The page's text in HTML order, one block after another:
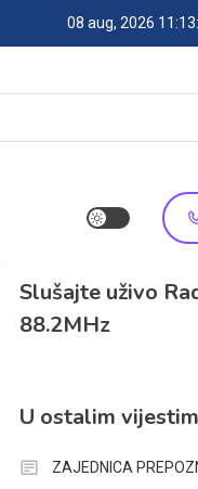
08 aug, 2026
Slušajte uživo
88.2MHz
U ostalim
ZAJEDNICA